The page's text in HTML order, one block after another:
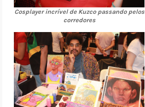
Cosplayer incrível de Kuzco passando pelos
corredores